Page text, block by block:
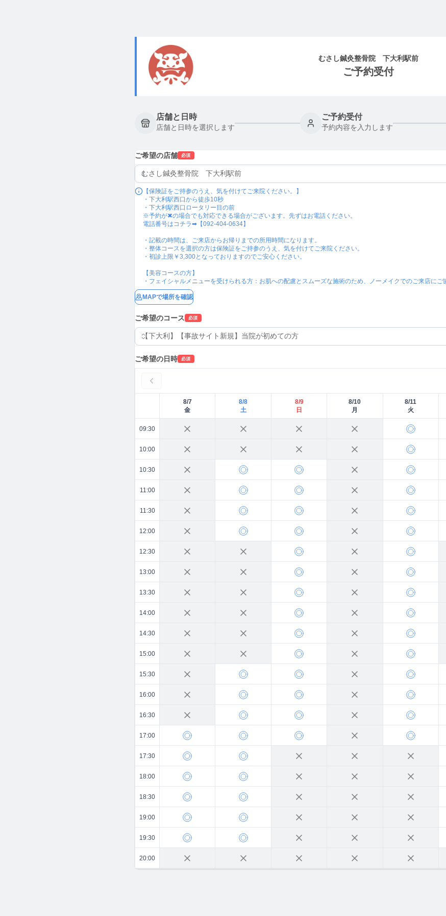
むさし鍼灸整骨院 下大利駅前
ご予約受付
店舗と日時
店舗と日時を選択します
ご予約受付
予約内容を入力します
ご希望の店舗 必須
【保険証をご持参のうえ、気を付けてご来院ください。】
・下大利駅西口から徒歩10秒
・下大利駅西口ロータリー目の前
※予約が✖の場合でも対応できる場合がございます。先ずはお電話ください。
電話番号はコチラ➡【092-404-0634】
・記載の時間は、ご来店からお帰りまでの所用時間になります。
・整体コースを選択の方は保険証をご持参のうえ、気を付けてご来院ください。
・初診上限￥3,300となっておりますのでご安心ください。
【美容コースの方】
・フェイシャルメニューを受けられる方：お肌への配慮とスムーズな施術のため、ノーメイクでのご来店にご
MAPで場所を確認
ご希望のコース 必須
ご希望の日時 必須
8/7
金
8/8
土
8/9
日
8/10
月
8/11
火
09:30
10:00
10:30
11:00
11:30
12:00
12:30
13:00
13:30
14:00
14:30
15:00
15:30
16:00
16:30
17:00
17:30
18:00
18:30
19:00
19:30
20:00